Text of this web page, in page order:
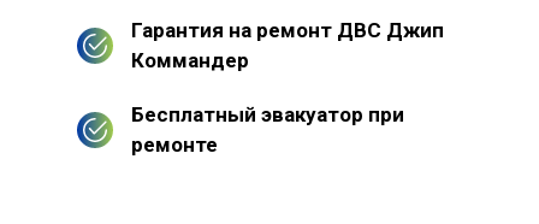
Гарантия на ремонт ДВС Джип
Коммандер
Бесплатный эвакуатор при
ремонте